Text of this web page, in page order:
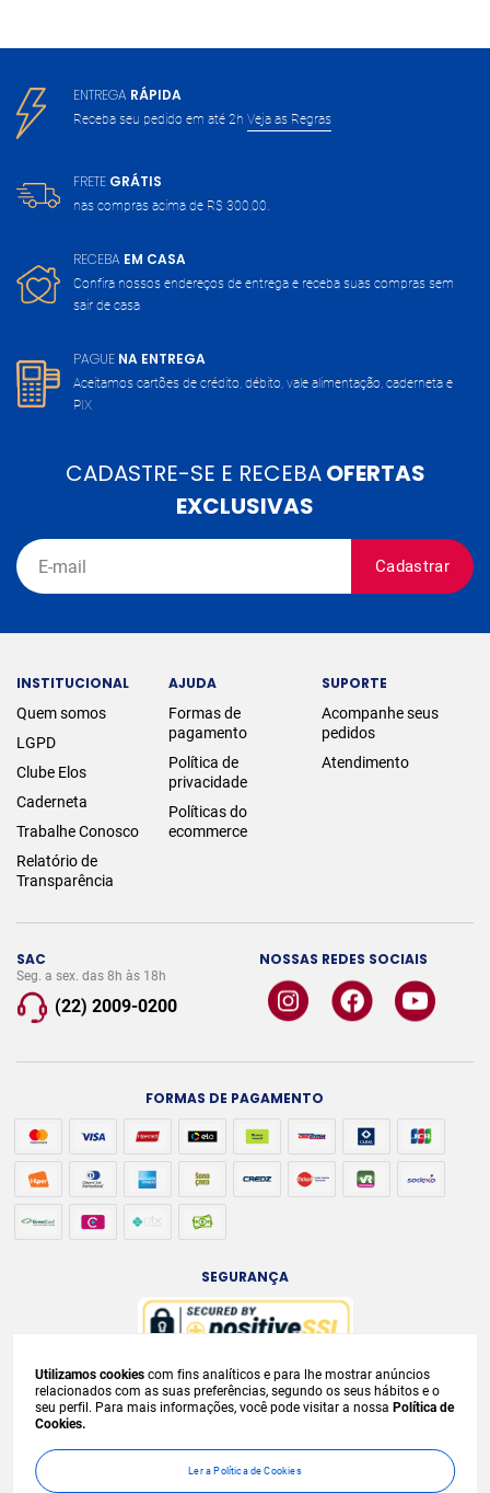
ENTREGA RÁPIDA
Receba seu pedido em até 2h Veja as Regras
FRETE GRÁTIS
nas compras acima de R$ 300,00.
RECEBA EM CASA
Confira nossos endereços de entrega e receba suas compras sem
sair de casa
PAGUE NA ENTREGA
Aceitamos cartões de crédito, débito, vale alimentação, caderneta e
PIX
CADASTRE-SE E RECEBAOFERTAS
EXCLUSIVAS
Cadastrar
SAC
Seg. a sex. das 8h às 18h
(22) 2009-0200
NOSSAS REDES SOCIAIS
INSTITUCIONAL
Quem somos
LGPD
Clube Elos
Caderneta
Trabalhe Conosco
Relatório de
Transparência
AJUDA
Formas de
pagamento
Política de
privacidade
Políticas do
ecommerce
SUPORTE
Acompanhe seus
pedidos
Atendimento
FORMAS DE PAGAMENTO
SEGURANÇA
A venda e o consumo de bebidas alcoólicas são proibidos para menores de
18 anos. Bebida Alcoólica pode causar dependência química e, em excesso,
provoca
condições exclusivas para internet e válidos durante o dia de hoje, podendo
sofrer alterações sem
prévia notificação. No caso de faltar algum produto,
Utilizamos cookies com fins analíticos e para lhe mostrar anúncios
relacionados com as suas preferências, segundo os seus hábitos e o
seu perfil. Para mais informações, você pode visitar a nossa Política de
Cookies.
Ler a Política de Cookies